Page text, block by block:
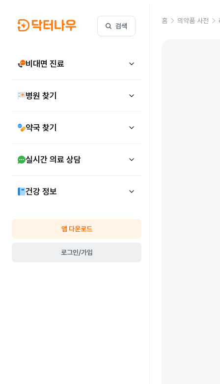
검색
비대면 진료
병원 찾기
약국 찾기
실시간 의료 상담
건강 정보
앱 다운로드
로그인/가입
홈 의약품 사전